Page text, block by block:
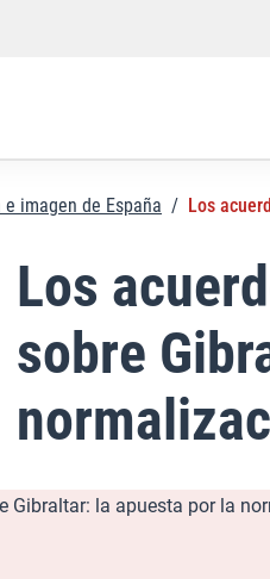
imagen de España / Los
Los
sobre